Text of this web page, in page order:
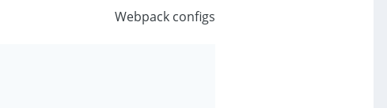
Webpack configs